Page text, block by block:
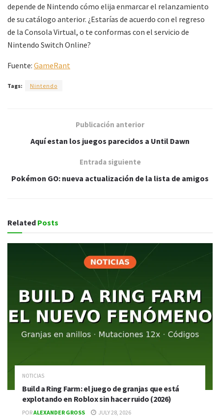
depende de Nintendo cómo elija enmarcar el relanzamiento
de su catálogo anterior. ¿Estarías de acuerdo con el regreso
de la Consola Virtual, o te conformas con el servicio de
Nintendo Switch Online?
Fuente: GameRant
Tags: Nintendo
Publicación anterior
Aquí estan los juegos parecidos a Until Dawn
Entrada siguiente
Pokémon GO: nueva actualización de la lista de amigos
Related Posts
NOTICIAS
Build a Ring Farm: el juego de granjas que está
explotando en Roblox sin hacer ruido (2026)
PORALEXANDER GROSS JULY 28, 2026